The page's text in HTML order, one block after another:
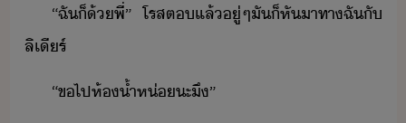
“​ฉั​็​้​พี่​”​ ​โรส​ต​แล้​ู่​ๆ​ั​็​หัา​ทา​ฉั​ั​
ลิ​เีร​์
“​ข​ไป​ห้้ำ​ห่​ะ​ึ​”